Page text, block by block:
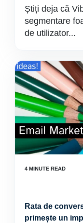
Știți deja că
segmentare
de utilizator...
Rata de
primește un